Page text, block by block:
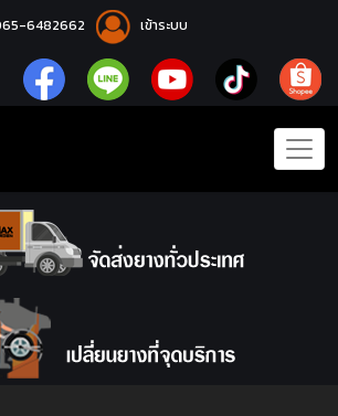
6482662 เข้าระบบ